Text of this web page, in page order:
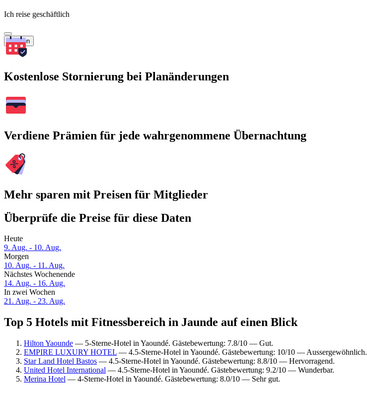
Ich reise geschäftlich
Suchen
Kostenlose Stornierung bei Planänderungen
Verdiene Prämien für jede wahrgenommene Übernachtung
Mehr sparen mit Preisen für Mitglieder
Überprüfe die Preise für diese Daten
Heute
9. Aug. - 10. Aug.
Morgen
10. Aug. - 11. Aug.
Nächstes Wochenende
14. Aug. - 16. Aug.
In zwei Wochen
21. Aug. - 23. Aug.
Top 5 Hotels mit Fitnessbereich in Jaunde auf einen Blick
Hilton Yaounde — 5-Sterne-Hotel in Yaoundé. Gästebewertung: 7.8/10 — Gut.
EMPIRE LUXURY HOTEL — 4.5-Sterne-Hotel in Yaoundé. Gästebewertung: 10/10 — Aussergewöhnlich.
Star Land Hotel Bastos — 4.5-Sterne-Hotel in Yaoundé. Gästebewertung: 8.8/10 — Hervorragend.
United Hotel International — 4.5-Sterne-Hotel in Yaoundé. Gästebewertung: 9.2/10 — Wunderbar.
Merina Hotel — 4-Sterne-Hotel in Yaoundé. Gästebewertung: 8.0/10 — Sehr gut.